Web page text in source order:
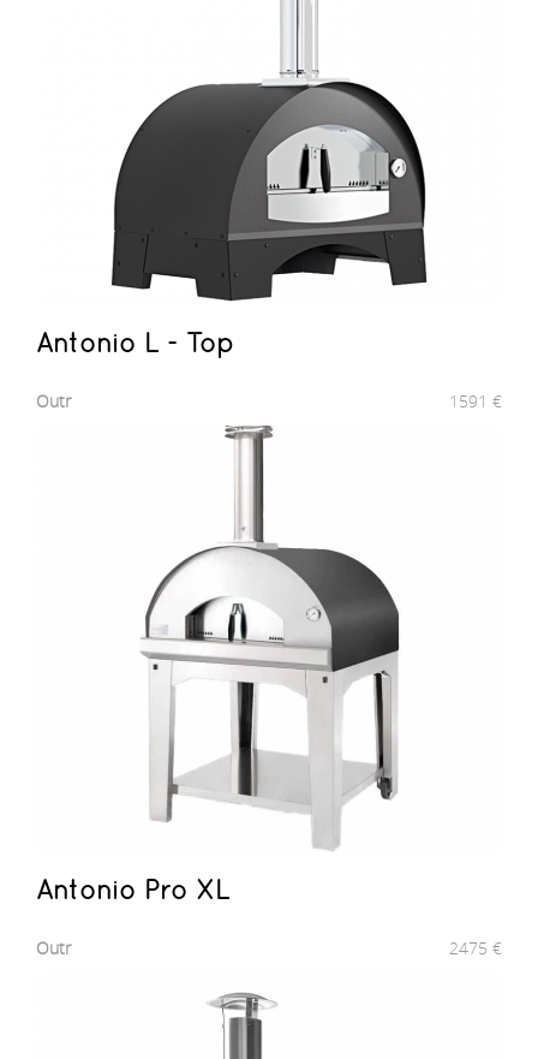
Antonio L - Top
Outr 1591 €
Antonio Pro XL
Outr 2475 €